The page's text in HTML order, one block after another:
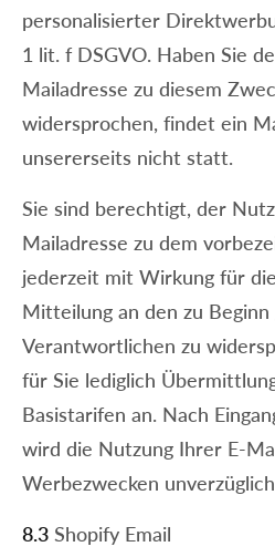
personalisierter
1 lit. f DSGVO. Haben Sie
Mailadresse zu diesem
widersprochen, findet ein
unsererseits nicht statt.
Sie sind berechtigt, der
Mailadresse zu dem
jederzeit mit Wirkung für
Mitteilung an den zu Beginn
Verantwortlichen zu
für Sie lediglich
Basistarifen an. Nach
wird die Nutzung Ihrer E-
Werbezwecken
8.3 Shopify Email